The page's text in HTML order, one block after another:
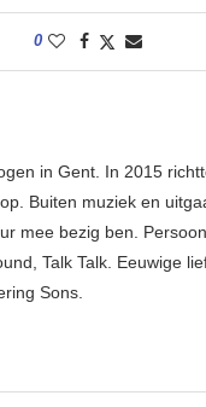
0
in Gent. In 2015
Buiten muziek en
mee bezig ben.
Talk Talk. Eeuwige
Sons.